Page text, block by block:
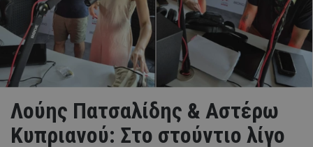
Λούης Πατσαλίδης & Αστέρω
Κυπριανού: Στο στούντιο λίγο